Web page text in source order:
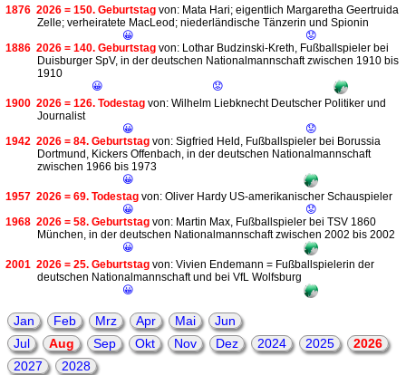
1876 2026 = 150. Geburtstag von: Mata Hari; eigentlich Margaretha Geertruida
Zelle; verheiratete MacLeod; niederländische Tänzerin und Spionin
😀
😟
1886 2026 = 140. Geburtstag von: Lothar Budzinski-Kreth, Fußballspieler bei
Duisburger SpV, in der deutschen Nationalmannschaft zwischen 1910 bis
1910
😀
😟
1900 2026 = 126. Todestag von: Wilhelm Liebknecht Deutscher Politiker und
Journalist
😀
😟
1942 2026 = 84. Geburtstag von: Sigfried Held, Fußballspieler bei Borussia
Dortmund, Kickers Offenbach, in der deutschen Nationalmannschaft
zwischen 1966 bis 1973
😀
1957 2026 = 69. Todestag von: Oliver Hardy US-amerikanischer Schauspieler
😀
😟
1968 2026 = 58. Geburtstag von: Martin Max, Fußballspieler bei TSV 1860
München, in der deutschen Nationalmannschaft zwischen 2002 bis 2002
😀
2001 2026 = 25. Geburtstag von: Vivien Endemann = Fußballspielerin der
deutschen Nationalmannschaft und bei VfL Wolfsburg
😀
Jan Feb Mrz Apr Mai
Jun
Jul
Aug Sep Okt Nov Dez 2024 2025
2026
2027
2028